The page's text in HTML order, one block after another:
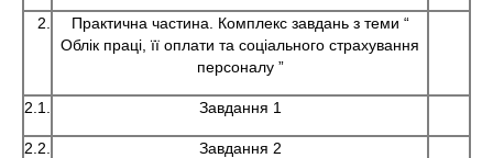
2.
Практична частина. Комплекс завдань з теми “
Облік праці, її оплати та соціального страхування
персоналу ”
2.1. Завдання 1
2.2. Завдання 2